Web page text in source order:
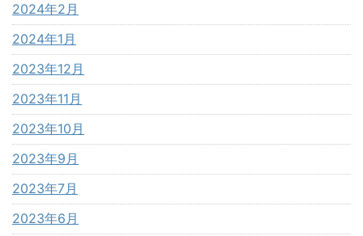
2024年2月
2024年1月
2023年12月
2023年11月
2023年10月
2023年9月
2023年7月
2023年6月